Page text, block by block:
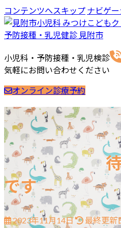
コンテンツへスキップ ナビゲ
小児科・予防接種・乳児検診
気軽にお問い合わせください
オンライン診療予約
ホーム 最新情報 ご挨拶 診
院長・スタッフブログ
院長ブログ
スタッフブログ
お
です
2023年11月14日 最終更新